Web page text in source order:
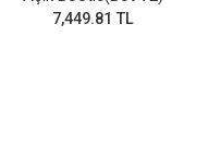
7,449.81 TL